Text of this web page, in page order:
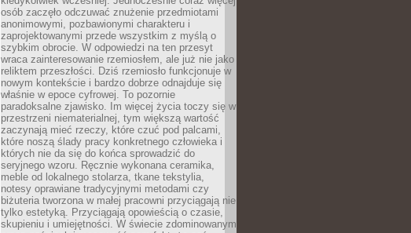
osób zaczęło odczuwać znużenie przedmiotami
anonimowymi, pozbawionymi charakteru i
zaprojektowanymi przede wszystkim z myślą o
szybkim obrocie. W odpowiedzi na ten przesyt
wraca zainteresowanie rzemiosłem, ale już nie jako
reliktem przeszłości. Dziś rzemiosło funkcjonuje w
nowym kontekście i bardzo dobrze odnajduje się
właśnie w epoce cyfrowej. To pozornie
paradoksalne zjawisko. Im więcej życia toczy się w
przestrzeni niematerialnej, tym większą wartość
zaczynają mieć rzeczy, które czuć pod palcami,
które noszą ślady pracy konkretnego człowieka i
których nie da się do końca sprowadzić do
seryjnego wzoru. Ręcznie wykonana ceramika,
meble od lokalnego stolarza, tkane tekstylia,
notesy oprawiane tradycyjnymi metodami czy
biżuteria tworzona w małej pracowni przyciągają nie
tylko estetyką. Przyciągają opowieścią o czasie,
skupieniu i umiejętności. W świecie zdominowanym